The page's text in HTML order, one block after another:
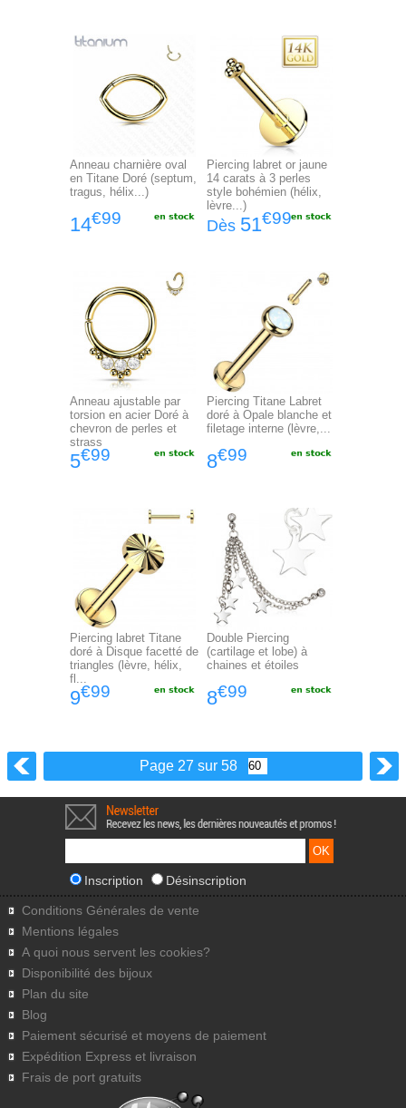
Anneau charnière oval
en Titane Doré (septum,
tragus, hélix...)
14€99
Piercing labret or jaune
14 carats à 3 perles
style bohémien (hélix,
lèvre...)
Dès 51€99
Anneau ajustable par
torsion en acier Doré à
chevron de perles et
strass
5€99
Piercing Titane Labret
doré à Opale blanche et
filetage interne (lèvre,...
8€99
Piercing labret Titane
doré à Disque facetté de
triangles (lèvre, hélix,
fl...
9€99
Double Piercing
(cartilage et lobe) à
chaines et étoiles
8€99
Page 27 sur 58
Inscription Désinscription
Conditions Générales de vente
Mentions légales
A quoi nous servent les cookies?
Disponibilité des bijoux
Plan du site
Blog
Paiement sécurisé et moyens de paiement
Expédition Express et livraison
Frais de port gratuits